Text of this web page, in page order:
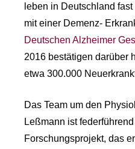
leben in Deutschland
mit einer Demenz-
Deutschen Alzheimer
2016 bestätigen darüber
etwa 300.000
Das Team um den
Leßmann ist
Forschungsprojekt, das